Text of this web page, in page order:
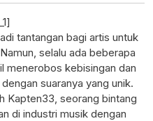
tantangan bagi artis untuk
selalu ada beberapa
menerobos kebisingan dan
suaranya yang unik.
Kapten33, seorang bintang
di industri musik dengan